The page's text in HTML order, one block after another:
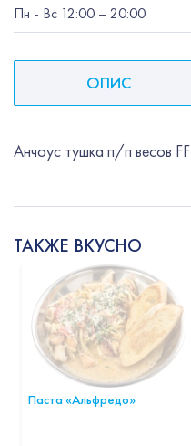
Пн - Вс 12:00 – 20:00
ОПИС
Анчоус тушка п/п весов FF
ТАКЖЕ ВКУСНО
Паста «Альфредо»